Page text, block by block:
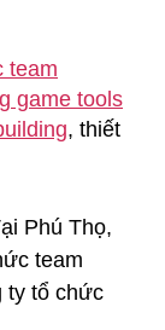
team
game tools
, thiết